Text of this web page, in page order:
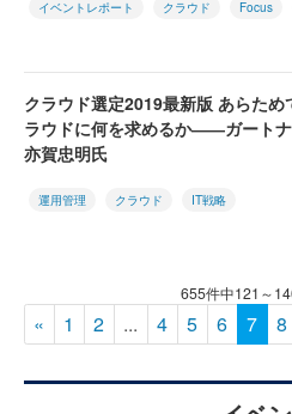
イベントレポート クラウド Focus
クラウド選定2019最新版 あらため
ラウドに何を求めるか――ガート
亦賀忠明氏
運用管理 クラウド IT戦略
655件中121～
« 1 2 ... 4 5 6 7 8